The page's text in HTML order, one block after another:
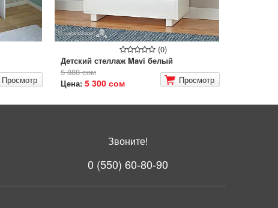
Просмотр
(0)
Детский стеллаж Mavi белый
5 888 сом
Цена: 5 300 сом Просмотр
Звоните!
0 (550) 60-80-90